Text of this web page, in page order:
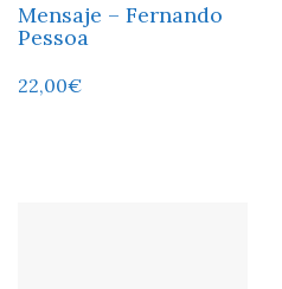
Mensaje – Fernando
Pessoa
22,00€